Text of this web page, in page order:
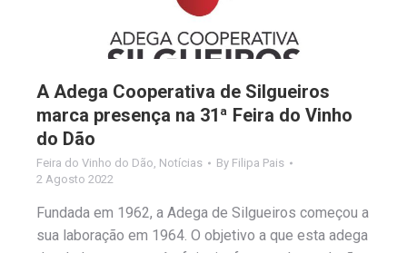
A Adega Cooperativa de Silgueiros
marca presença na 31ª Feira do Vinho
do Dão
Feira do Vinho do Dão, Notícias By Filipa Pais
2 Agosto 2022
Fundada em 1962, a Adega de Silgueiros começou a
sua laboração em 1964. O objetivo a que esta adega